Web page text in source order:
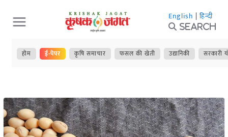
Skip
to
content
English | हिन्दी
Search
होम ई-पेपर कृषि समाचार फसल की खेती उद्यानिकी सरकारी